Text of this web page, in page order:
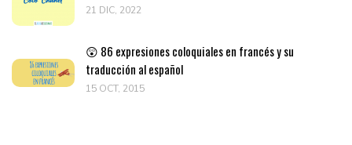
21 DIC, 2022
😲 86 expresiones coloquiales en francés y su
traducción al español
15 OCT, 2015